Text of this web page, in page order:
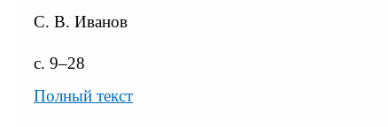
С. В. Иванов
с. 9–28
Полный текст